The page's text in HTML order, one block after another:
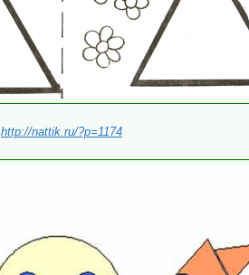
http://nattik.ru/?p=1174